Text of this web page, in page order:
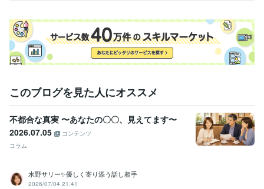
関西大学 1981年3月 ~ 1986年2月
語学力
英語 ビジネスレベル
このブログを見た人にオススメ
不都合な真実 〜あなたの〇〇、見えてます〜
2026.07.05
コンテンツ
コラム
水野サリー✨優しく寄り添う話し相手
2026/07/04 21:41